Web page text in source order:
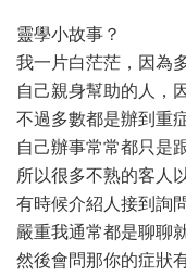
靈學小故事？
我一片白茫茫，因為
自己親身幫助的人，
不過多數都是辦到重
自己辦事常常都只是
所以很多不熟的客人
有時候介紹人接到詢
嚴重我通常都是聊聊
然後會問那你的症狀